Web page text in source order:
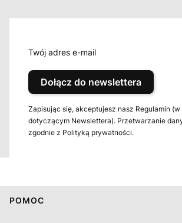
Twój adres e-mail
Dołącz do newslettera
Zapisując się, akceptujesz nasz Regulamin
dotyczącym Newslettera). Przetwarzanie
zgodnie z Polityką prywatności.
Linki w stopce
POMOC